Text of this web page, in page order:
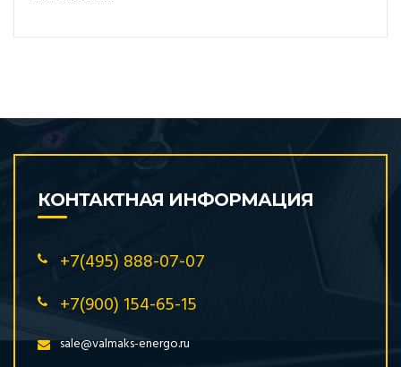
КОНТАКТНАЯ ИНФОРМАЦИЯ
+7(495) 888-07-07
+7(900) 154-65-15
sale@valmaks-energo.ru